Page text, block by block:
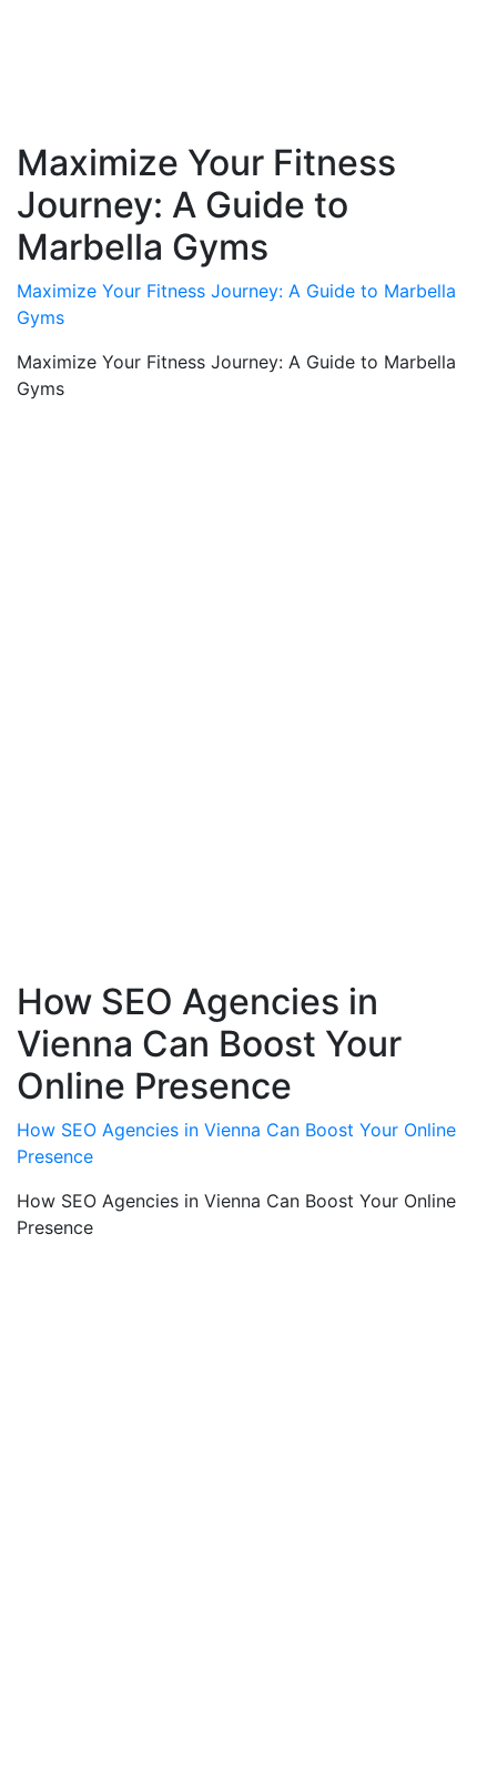
Maximize Your Fitness
Journey: A Guide to
Marbella Gyms
Maximize Your Fitness Journey: A Guide to Marbella
Gyms
Maximize Your Fitness Journey: A Guide to Marbella
Gyms
How SEO Agencies in
Vienna Can Boost Your
Online Presence
How SEO Agencies in Vienna Can Boost Your Online
Presence
How SEO Agencies in Vienna Can Boost Your Online
Presence